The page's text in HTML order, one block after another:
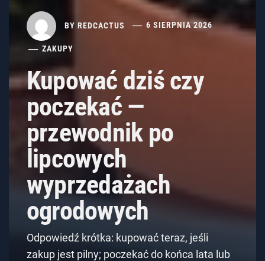
BY REDCACTUS 6 SIERPNIA 2026
ZAKUPY
Kupować dziś czy
poczekać —
przewodnik po
lipcowych
wyprzedażach
ogrodowych
Odpowiedź krótka: kupować teraz, jeśli
zakup jest pilny; poczekać do końca lata lub